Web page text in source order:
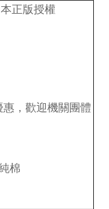
正版授權
，歡迎機關團體
棉